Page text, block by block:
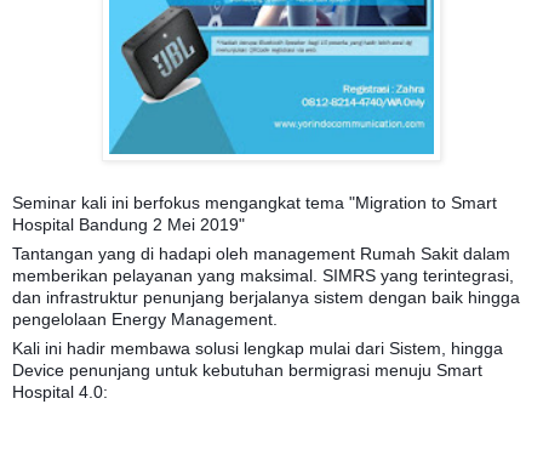
Seminar kali ini berfokus mengangkat tema "Migration to Smart
Hospital Bandung 2 Mei 2019"
Tantangan yang di hadapi oleh management Rumah Sakit dalam
memberikan pelayanan yang maksimal. SIMRS yang terintegrasi,
dan infrastruktur penunjang berjalanya sistem dengan baik hingga
pengelolaan Energy Management.
Kali ini hadir membawa solusi lengkap mulai dari Sistem, hingga
Device penunjang untuk kebutuhan bermigrasi menuju Smart
Hospital 4.0: